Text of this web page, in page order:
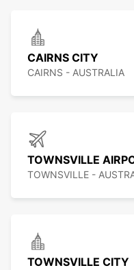
CAIRNS CITY
CAIRNS - AUSTRALIA
TOWNSVILLE
TOWNSVILLE -
TOWNSVILLE CITY